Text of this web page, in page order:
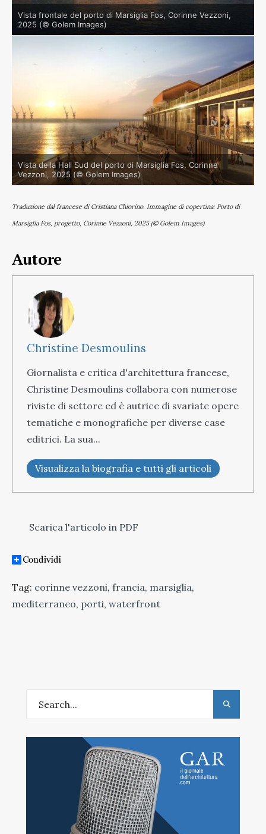
Vista frontale del porto di Marsiglia Fos, Corinne Vezzoni,
2025 (© Golem Images)
Vista della Hall Sud del porto di Marsiglia Fos, Corinne
Vezzoni, 2025 (© Golem Images)
Traduzione dal francese di Cristiana Chiorino. Immagine di copertina: Porto di
Marsiglia Fos, progetto, Corinne Vezzoni, 2025 (© Golem Images)
Autore
Christine Desmoulins
Giornalista e critica d'architettura francese,
Christine Desmoulins collabora con numerose
riviste di settore ed è autrice di svariate opere
tematiche e monografiche per diverse case
editrici. La sua...
Visualizza la biografia e tutti gli articoli
Scarica l'articolo in PDF
Tag: corinne vezzoni, francia, marsiglia,
mediterraneo, porti, waterfront